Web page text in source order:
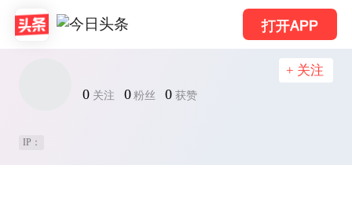
打开APP
0 关注 0 粉丝 0 获赞
+ 关注
IP：